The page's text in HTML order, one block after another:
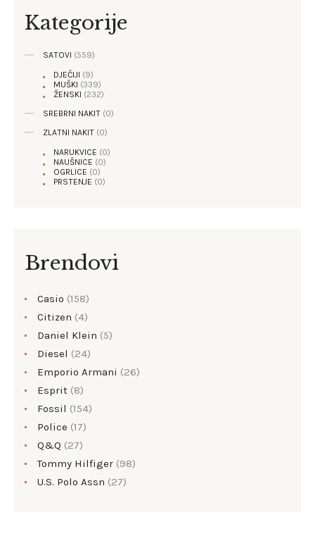
Kategorije
SATOVI (559)
DJEČIJI (9)
MUŠKI (339)
ŽENSKI (232)
SREBRNI NAKIT (0)
ZLATNI NAKIT (0)
NARUKVICE (0)
NAUŠNICE (0)
OGRLICE (0)
PRSTENJE (0)
Brendovi
Casio (158)
Citizen (4)
Daniel Klein (5)
Diesel (24)
Emporio Armani (26)
Esprit (8)
Fossil (154)
Police (17)
Q&Q (27)
Tommy Hilfiger (98)
U.S. Polo Assn (27)